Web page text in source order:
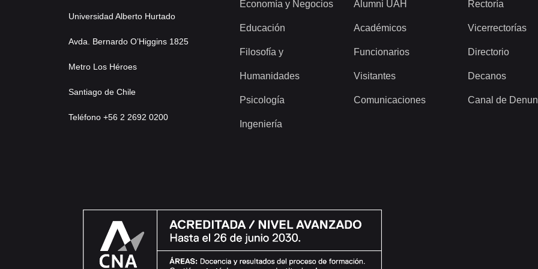
Universidad Alberto Hurtado
Avda. Bernardo O’Higgins 1825
Metro Los Héroes
Santiago de Chile
Teléfono +56 2 2692 0200
Economía y Negocios
Educación
Filosofía y
Humanidades
Psicología
Ingeniería
Alumni UAH
Académicos
Funcionarios
Visitantes
Comunicaciones
Rectoría
Vicerrectorías
Directorio
Decanos
Canal de